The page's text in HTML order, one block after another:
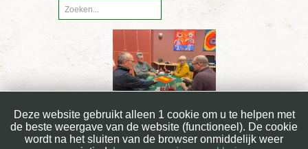
Deze website gebruikt alleen 1 cookie om u te helpen met
de beste weergave van de website (functioneel). De cookie
wordt na het sluiten van de browser onmiddelijk weer